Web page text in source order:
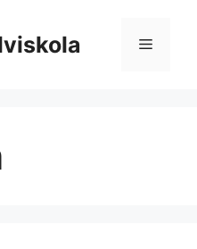
Menü